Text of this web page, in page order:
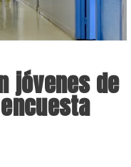
jóvenes de